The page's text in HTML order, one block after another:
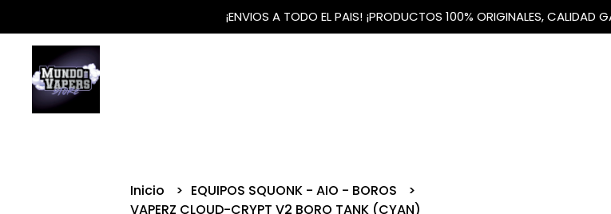
¡ENVIOS A TODO EL PAIS! ¡PRODUCTOS 100% ORIGINALES, CALIDAD
Inicio
EQUIPOS SQUONK - AIO - BOROS
VAPERZ CLOUD-CRYPT V2 BORO TANK (CYAN)